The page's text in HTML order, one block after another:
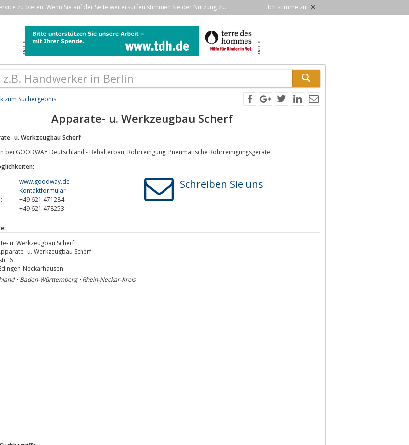
zu bieten. Wenn Sie auf der Seite weitersurfen stimmen Sie der Nutzung zu. Ich stimme zu. ×
zum Suchergebnis
Apparate- u. Werkzeugbau Scherf
u. Werkzeugbau Scherf
bei GOODWAY Deutschland - Behälterbau, Rohrreingung, Pneumatische Rohrreinigungsgeräte
www.goodway.de
Kontaktformular
+49 621 471284
+49 621 478253
Schreiben Sie uns
u. Werkzeugbau Scherf
u. Werkzeugbau Scherf
6
Neckarhausen
• Baden-Württemberg • Rhein-Neckar-Kreis